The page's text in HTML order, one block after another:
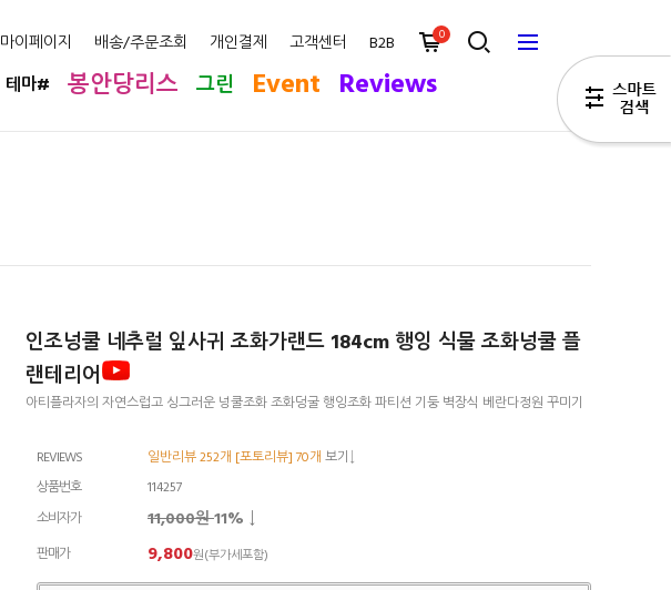
마이페이지 배송/주문조회 개인결제 고객센터 B2B 0
테마# 봉안당리스 그린 Event Reviews
인조넝쿨 네추럴 잎사귀 조화가랜드 184cm 행잉 식물 조화넝쿨 플
랜테리어
아티플라자의 자연스럽고 싱그러운 넝쿨조화 조화덩굴 행잉조화 파티션 기둥 벽장식 베란다정원 꾸미기
REVIEWS 일반리뷰 252개 [포토리뷰] 70개 보기↓
상품번호
114257
소비자가
11,000원11% ↓
판매가 9,800원(부가세포함)